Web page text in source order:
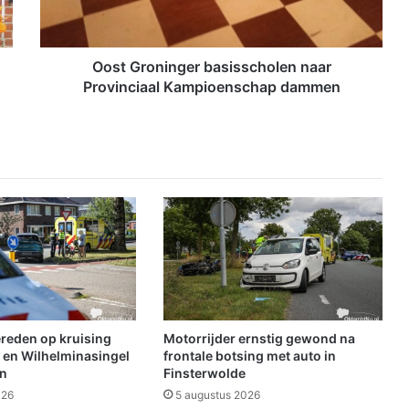
n
i
s
i
s
s
c
h
o
e
n
Oost Groninger basisscholen naar
Provinciaal Kampioenschap dammen
op kruising
Wilhelminasingel
Motorrijder ernstig gewond na
frontale botsing met auto in
Finsterwolde
5 augustus 2026